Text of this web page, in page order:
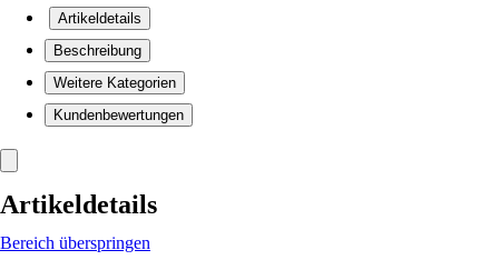
Artikeldetails
Beschreibung
Weitere Kategorien
Kundenbewertungen
Artikeldetails
Bereich überspringen